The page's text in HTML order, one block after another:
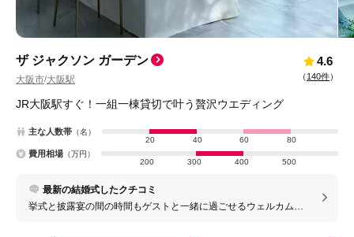
ザ ジャクソン ガーデン
大阪市/大阪駅
4.6
（ 140件）
JR大阪駅すぐ！一組一棟貸切で叶う贅沢ウエディング
主な人数帯 （名）
20
40 60 80
費用相場 （万円）
200
300 400 500
最新の結婚式したクチコミ
挙式と披露宴の間の時間もゲストと一緒に過ごせるウェルカムパ